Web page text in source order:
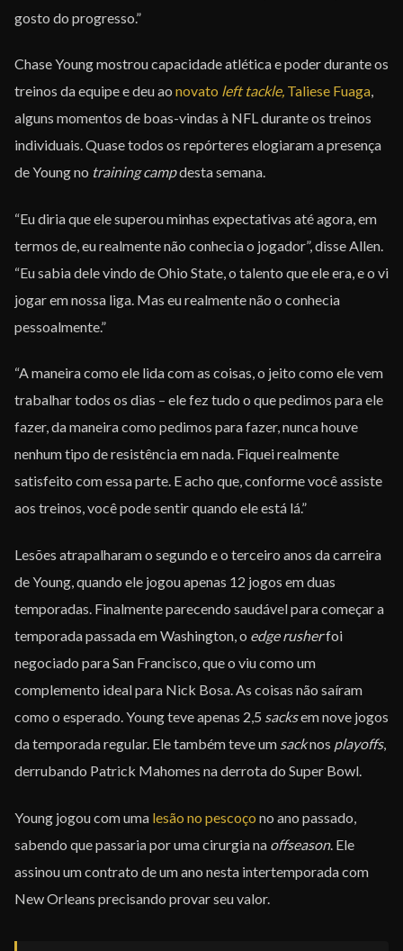
gosto do progresso.”
Chase Young mostrou capacidade atlética e poder durante os
treinos da equipe e deu ao novato left tackle, Taliese Fuaga,
alguns momentos de boas-vindas à NFL durante os treinos
individuais. Quase todos os repórteres elogiaram a presença
de Young no training campdesta semana.
“Eu diria que ele superou minhas expectativas até agora, em
termos de, eu realmente não conhecia o jogador”, disse Allen.
“Eu sabia dele vindo de Ohio State, o talento que ele era, e o vi
jogar em nossa liga. Mas eu realmente não o conhecia
pessoalmente.”
“A maneira como ele lida com as coisas, o jeito como ele vem
trabalhar todos os dias – ele fez tudo o que pedimos para ele
fazer, da maneira como pedimos para fazer, nunca houve
nenhum tipo de resistência em nada. Fiquei realmente
satisfeito com essa parte. E acho que, conforme você assiste
aos treinos, você pode sentir quando ele está lá.”
Lesões atrapalharam o segundo e o terceiro anos da carreira
de Young, quando ele jogou apenas 12 jogos em duas
temporadas. Finalmente parecendo saudável para começar a
temporada passada em Washington, o edge rusherfoi
negociado para San Francisco, que o viu como um
complemento ideal para Nick Bosa. As coisas não saíram
como o esperado. Young teve apenas 2,5 sacksem nove jogos
da temporada regular. Ele também teve um sacknos playoffs,
derrubando Patrick Mahomes na derrota do Super Bowl.
Young jogou com uma lesão no pescoço no ano passado,
sabendo que passaria por uma cirurgia na offseason. Ele
assinou um contrato de um ano nesta intertemporada com
New Orleans precisando provar seu valor.